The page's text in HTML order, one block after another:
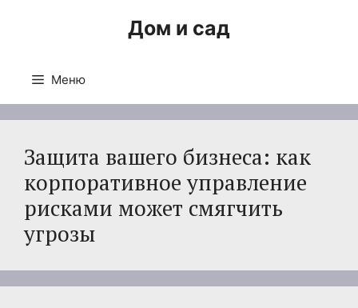
Дом и сад
Меню
Защита вашего бизнеса: как
корпоративное управление
рисками может смягчить
угрозы